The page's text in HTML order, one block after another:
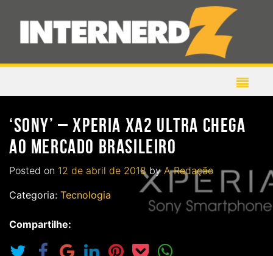
‘SONY’ – XPERIA XA2 ULTRA CHEGA
AO MERCADO BRASILEIRO
Posted on 12 de abril de 2018by A Redação
Categoria: Tecnologia
Compartilhe: